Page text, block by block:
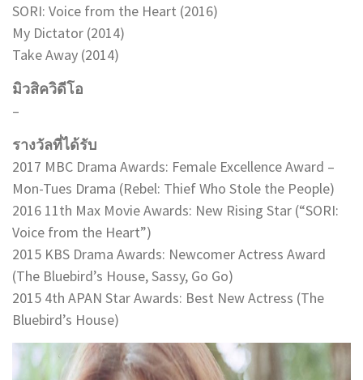
SORI: Voice from the Heart (2016)
My Dictator (2014)
Take Away (2014)
มิวสิควิดีโอ
–
รางวัลที่ได้รับ
2017 MBC Drama Awards: Female Excellence Award –
Mon-Tues Drama (Rebel: Thief Who Stole the People)
2016 11th Max Movie Awards: New Rising Star (“SORI:
Voice from the Heart”)
2015 KBS Drama Awards: Newcomer Actress Award
(The Bluebird’s House, Sassy, Go Go)
2015 4th APAN Star Awards: Best New Actress (The
Bluebird’s House)